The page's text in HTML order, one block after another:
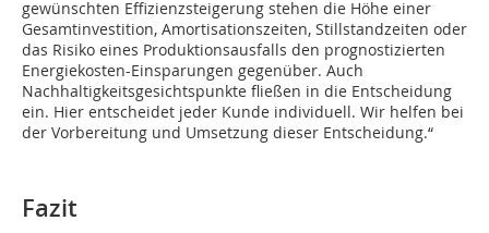
gewünschten Effizienzsteigerung stehen die Höhe einer
Gesamtinvestition, Amortisationszeiten, Stillstandzeiten oder
das Risiko eines Produktionsausfalls den prognostizierten
Energiekosten-Einsparungen gegenüber. Auch
Nachhaltigkeitsgesichtspunkte fließen in die Entscheidung
ein. Hier entscheidet jeder Kunde individuell. Wir helfen bei
der Vorbereitung und Umsetzung dieser Entscheidung.“
Fazit